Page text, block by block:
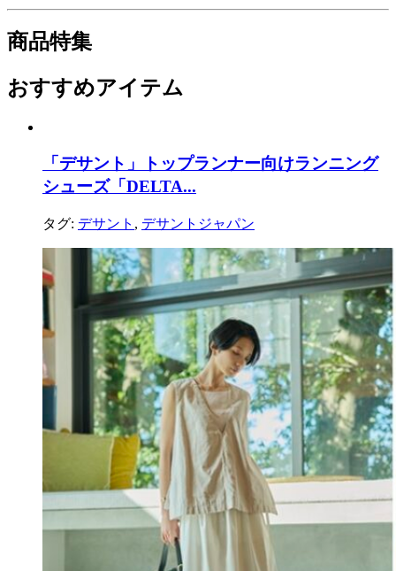
商品特集
おすすめアイテム
「デサント」トップランナー向けランニング
シューズ「DELTA...
タグ: デサント , デサントジャパン